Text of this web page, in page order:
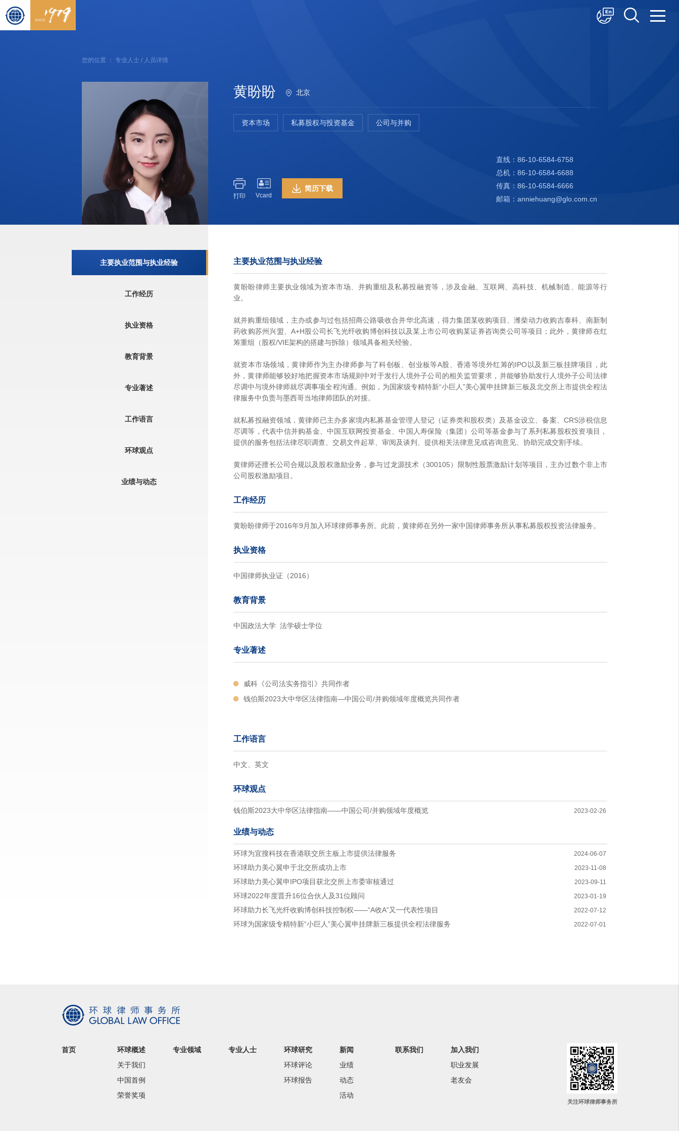
您的位置 ： 专业人士 / 人员详情
黄盼盼 北京
资本市场 私募股权与投资基金 公司与并购
直线：86-10-6584-6758
总机：86-10-6584-6688
传真：86-10-6584-6666
邮箱：anniehuang@glo.com.cn
打印 Vcard
简历下载
主要执业范围与执业经验
工作经历
执业资格
教育背景
专业著述
工作语言
环球观点
业绩与动态
主要执业范围与执业经验
黄盼盼律师主要执业领域为资本市场、并购重组及私募投融资等，涉及金融、互联网、高科技、机械制造、能源等行
业。
就并购重组领域，主办或参与过包括招商公路吸收合并华北高速，得力集团某收购项目、潍柴动力收购吉泰科、南新制
药收购苏州兴盟、A+H股公司长飞光纤收购博创科技以及某上市公司收购某证券咨询类公司等项目；此外，黄律师在红
筹重组（股权/VIE架构的搭建与拆除）领域具备相关经验。
就资本市场领域，黄律师作为主办律师参与了科创板、创业板等A股、香港等境外红筹的IPO以及新三板挂牌项目，此
外，黄律师能够较好地把握资本市场规则中对于发行人境外子公司的相关监管要求，并能够协助发行人境外子公司法律
尽调中与境外律师就尽调事项全程沟通。例如，为国家级专精特新“小巨人”美心翼申挂牌新三板及北交所上市提供全程法
律服务中负责与墨西哥当地律师团队的对接。
就私募投融资领域，黄律师已主办多家境内私募基金管理人登记（证券类和股权类）及基金设立、备案、CRS涉税信息
尽调等，代表中信并购基金、中国互联网投资基金、中国人寿保险（集团）公司等基金参与了系列私募股权投资项目，
提供的服务包括法律尽职调查、交易文件起草、审阅及谈判、提供相关法律意见或咨询意见、协助完成交割手续。
黄律师还擅长公司合规以及股权激励业务，参与过龙源技术（300105）限制性股票激励计划等项目，主办过数个非上市
公司股权激励项目。
工作经历
黄盼盼律师于2016年9月加入环球律师事务所。此前，黄律师在另外一家中国律师事务所从事私募股权投资法律服务。
执业资格
中国律师执业证（2016）
教育背景
中国政法大学 法学硕士学位
专业著述
威科《公司法实务指引》共同作者
钱伯斯2023大中华区法律指南—中国公司/并购领域年度概览共同作者
工作语言
中文、英文
环球观点
钱伯斯2023大中华区法律指南——中国公司/并购领域年度概览 2023-02-26
业绩与动态
环球为宜搜科技在香港联交所主板上市提供法律服务 2024-06-07
环球助力美心翼申于北交所成功上市 2023-11-08
环球助力美心翼申IPO项目获北交所上市委审核通过 2023-09-11
环球2022年度晋升16位合伙人及31位顾问 2023-01-19
环球助力长飞光纤收购博创科技控制权——“A收A”又一代表性项目 2022-07-12
环球为国家级专精特新“小巨人”美心翼申挂牌新三板提供全程法律服务 2022-07-01
首页
环球概述
关于我们
中国首例
荣誉奖项
专业领域 专业人士
环球研究
环球评论
环球报告
新闻
业绩
动态
活动
联系我们
加入我们
职业发展
老友会
关注环球律师事务所